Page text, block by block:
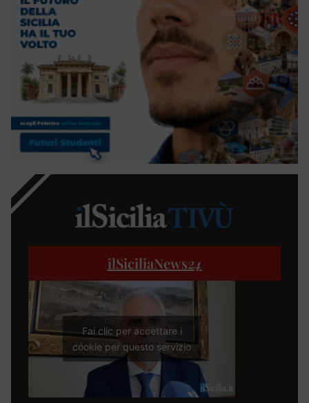
ilSiciliaNews24
Fai clic per accettare i
cookie per questo servizio